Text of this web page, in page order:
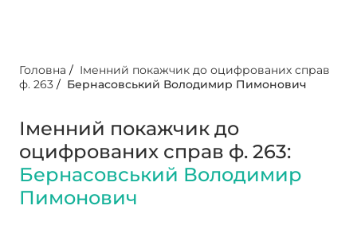
Головна / Іменний покажчик до оцифрованих справ
ф. 263 / Бернасовський Володимир Пимонович
Іменний покажчик до
оцифрованих справ ф. 263:
Бернасовський Володимир
Пимонович